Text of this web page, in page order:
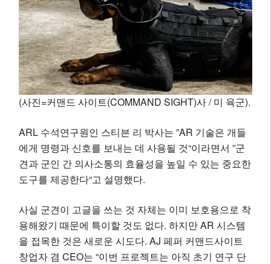
(사진=커맨드 사이트(COMMAND SIGHT)사 / 미 육군).
ARL 수석연구원인 스티븐 리 박사는 ”AR 기술은 개들
에게 명령과 신호를 보내는 데 사용될 것“이라면서 ”군
견과 군인 간 의사소통의 효율성을 높일 수 있는 중요한
도구를 제공한다“고 설명했다.
사실 군견이 고글을 쓰는 것 자체는 이미 보호용으로 착
용해왔기 때문에 특이할 것도 없다. 하지만 AR 시스템
을 접목한 것은 새로운 시도다. AJ 페퍼 커맨드사이트
창업자 겸 CEO는 “이번 프로젝트는 아직 초기 연구 단